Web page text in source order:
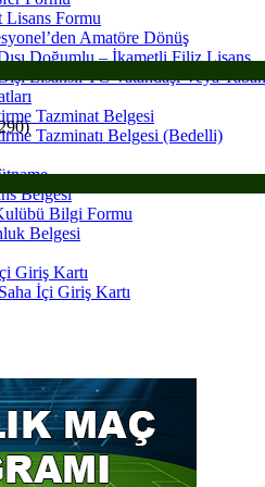
Lisans Formu
Amatöre Dönüş
Doğumlu – İkametli Filiz Lisans
Lisanslı TC Vatandaşı Veya
Tazminat Belgesi
Tazminatı Belgesi (Bedelli)
Belgesi
Bilgi Formu
Belgesi
Giriş Kartı
İçi Giriş Kartı